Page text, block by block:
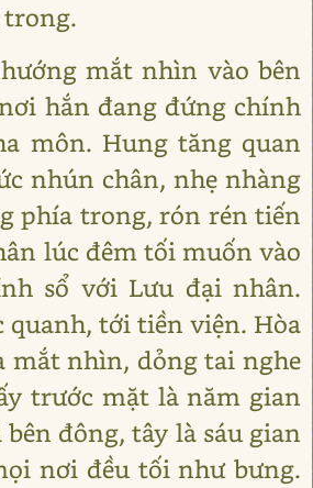
trong.
mắt nhìn vào bên
hắn đang đứng chính
môn. Hung tăng quan
nhún chân, nhẹ nhàng
phía trong, rón rén tiến
lúc đêm tối muốn vào
sổ với Lưu đại nhân.
quanh, tới tiền viện. Hòa
mắt nhìn, dỏng tai nghe
trước mặt là năm gian
đông, tây là sáu gian
nơi đều tối như bưng.